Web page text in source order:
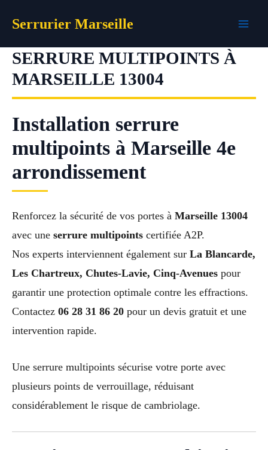
Serrurier Marseille
SERRURE MULTIPOINTS À
MARSEILLE 13004
Installation serrure
multipoints à Marseille 4e
arrondissement
Renforcez la sécurité de vos portes à Marseille 13004
avec une serrure multipoints certifiée A2P.
Nos experts interviennent également sur La Blancarde,
Les Chartreux, Chutes-Lavie, Cinq-Avenues pour
garantir une protection optimale contre les effractions.
Contactez 06 28 31 86 20 pour un devis gratuit et une
intervention rapide.
Une serrure multipoints sécurise votre porte avec
plusieurs points de verrouillage, réduisant
considérablement le risque de cambriolage.